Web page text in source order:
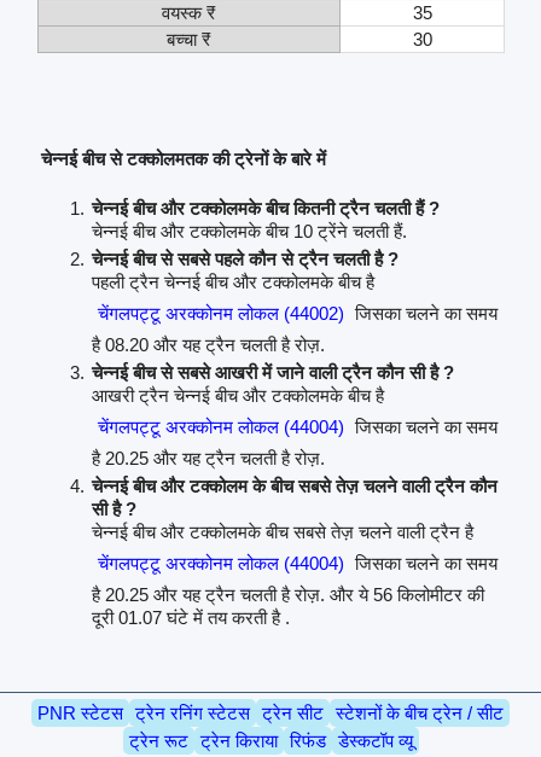
वयस्क ₹
35
बच्चा ₹
30
चेन्नई बीच से टक्कोलमतक की ट्रेनों के बारे में
चेन्नई बीच और टक्कोलमके बीच कितनी ट्रैन चलती हैं ?
चेन्नई बीच और टक्कोलमके बीच 10 ट्रेंने चलती हैं.
चेन्नई बीच से सबसे पहले कौन से ट्रैन चलती है ?
पहली ट्रैन चेन्नई बीच और टक्कोलमके बीच है
चेंगलपट्टू अरक्कोनम लोकल (44002) जिसका चलने का समय
है 08.20 और यह ट्रैन चलती है रोज़.
चेन्नई बीच से सबसे आखरी में जाने वाली ट्रैन कौन सी है ?
आखरी ट्रैन चेन्नई बीच और टक्कोलमके बीच है
चेंगलपट्टू अरक्कोनम लोकल (44004) जिसका चलने का समय
है 20.25 और यह ट्रैन चलती है रोज़.
चेन्नई बीच और टक्कोलम के बीच सबसे तेज़ चलने वाली ट्रैन कौन
सी है ?
चेन्नई बीच और टक्कोलमके बीच सबसे तेज़ चलने वाली ट्रैन है
चेंगलपट्टू अरक्कोनम लोकल (44004) जिसका चलने का समय
है 20.25 और यह ट्रैन चलती है रोज़. और ये 56 किलोमीटर की
दूरी 01.07 घंटे में तय करती है .
PNR स्टेटस ट्रेन रनिंग स्टेटस ट्रेन सीट स्टेशनों के बीच ट्रेन / सीट
ट्रेन रूट ट्रेन किराया रिफंड डेस्कटॉप व्यू